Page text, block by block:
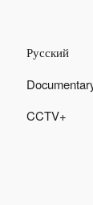
Русский
CCTV+